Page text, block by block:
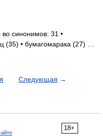
синонимов: 31 •
(35) • бумагомарака (27) …
Следующая →
18+